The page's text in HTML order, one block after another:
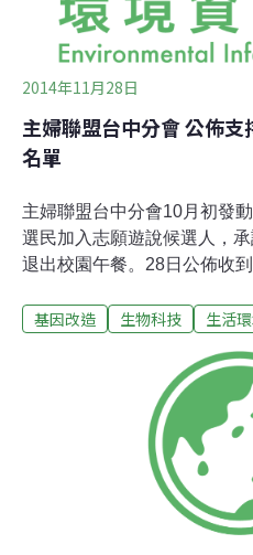
2014年11月28日
主婦聯盟台中分會 公佈
名單
主婦聯盟台中分會10月初發
選民加入志願遊說候選人，
退出校園午餐。28日公佈收
市長候選人，以及37位市議
黨籍市議員候選人，3位親民
民進黨籍市議員候選人簽署
行政單位，推動國中小學使
範，提供給孩子安全無風險
分會主任謝文綺表示，此次
參與承諾書行動，讓台中市
選民不該輕忽自身力量，應
基因改造 生物科技 生活